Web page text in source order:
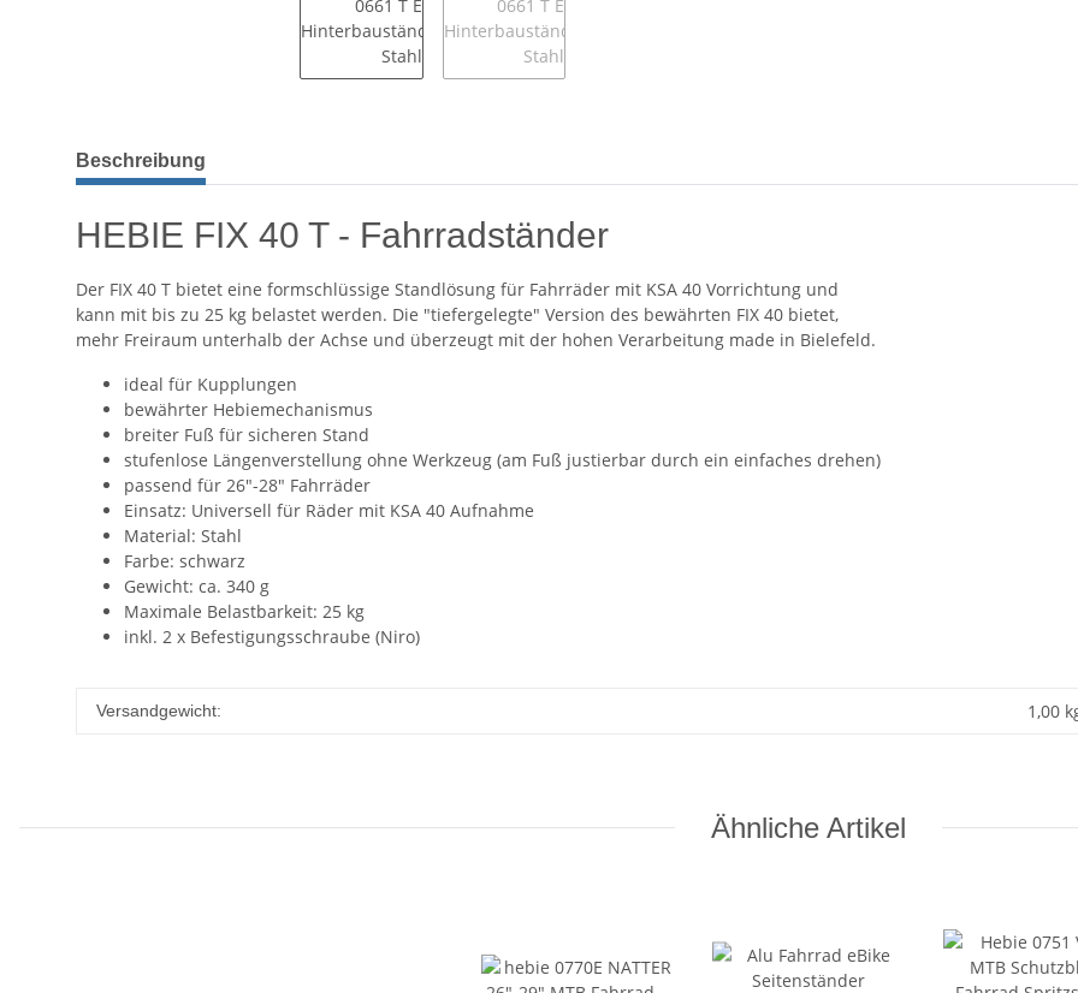
Beschreibung
HEBIE FIX 40 T - Fahrradständer
Der FIX 40 T bietet eine formschlüssige Standlösung für Fahrräder mit KSA 40 Vorrichtung und
kann mit bis zu 25 kg belastet werden. Die "tiefergelegte" Version des bewährten FIX 40 bietet,
mehr Freiraum unterhalb der Achse und überzeugt mit der hohen Verarbeitung made in Bielefeld.
ideal für Kupplungen
bewährter Hebiemechanismus
breiter Fuß für sicheren Stand
stufenlose Längenverstellung ohne Werkzeug (am Fuß justierbar durch ein einfaches drehen)
passend für 26"-28" Fahrräder
Einsatz: Universell für Räder mit KSA 40 Aufnahme
Material: Stahl
Farbe: schwarz
Gewicht: ca. 340 g
Maximale Belastbarkeit: 25 kg
inkl. 2 x Befestigungsschraube (Niro)
Versandgewicht: 1,00
Ähnliche Artikel